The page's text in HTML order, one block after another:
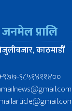
जनमेल प्रालि
काठमाडौँ
९८५१४११४००